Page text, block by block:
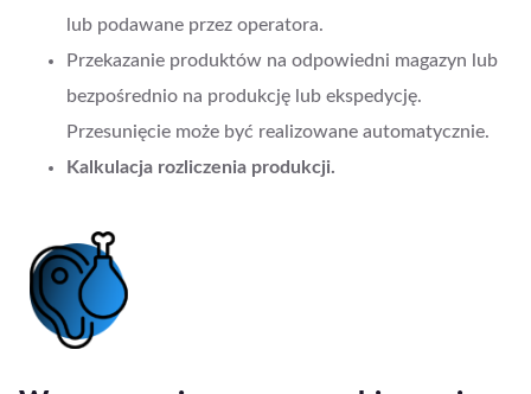
lub podawane przez operatora.
Przekazanie produktów na odpowiedni magazyn lub
bezpośrednio na produkcję lub ekspedycję.
Przesunięcie może być realizowane automatycznie.
Kalkulacja rozliczenia produkcji.